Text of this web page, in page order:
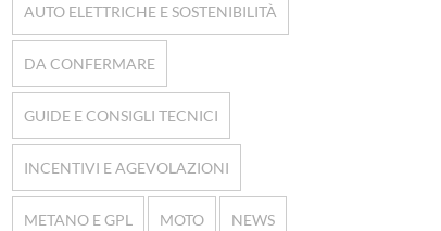
AUTO ELETTRICHE E SOSTENIBILITÀ
DA CONFERMARE
GUIDE E CONSIGLI TECNICI
INCENTIVI E AGEVOLAZIONI
METANO E GPL MOTO NEWS